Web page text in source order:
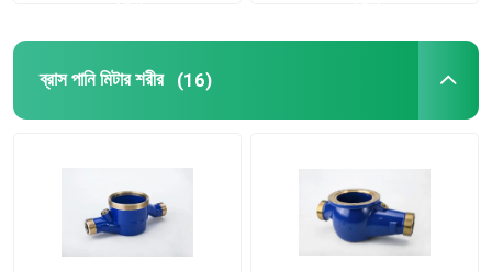
কপার স্ট্রিপ
কপার শীট
চাপ হ্রাস ভালভ
ব্রাস পানি মিটার শরীর (16)